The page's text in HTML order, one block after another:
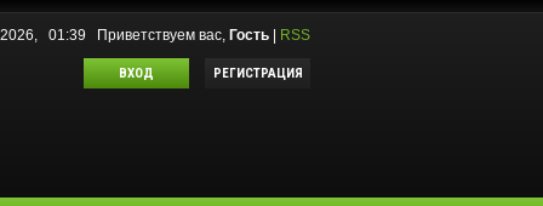
01:39 Приветствуем вас, Гость RSS
ВХОД РЕГИСТРАЦИЯ